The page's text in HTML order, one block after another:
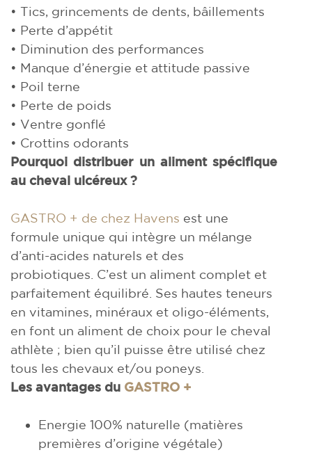
• Tics, grincements de dents, bâillements
• Perte d’appétit
• Diminution des performances
• Manque d’énergie et attitude passive
• Poil terne
• Perte de poids
• Ventre gonflé
• Crottins odorants
Pourquoi distribuer un aliment spécifique
au cheval ulcéreux ?
GASTRO + de chez Havens est une
formule unique qui intègre un mélange
d’anti-acides naturels et des
probiotiques. C’est un aliment complet et
parfaitement équilibré. Ses hautes teneurs
en vitamines, minéraux et oligo-éléments,
en font un aliment de choix pour le cheval
athlète ; bien qu’il puisse être utilisé chez
tous les chevaux et/ou poneys.
Les avantages du GASTRO +
Energie 100% naturelle (matières
premières d’origine végétale)